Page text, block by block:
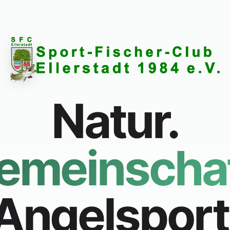
Natur.